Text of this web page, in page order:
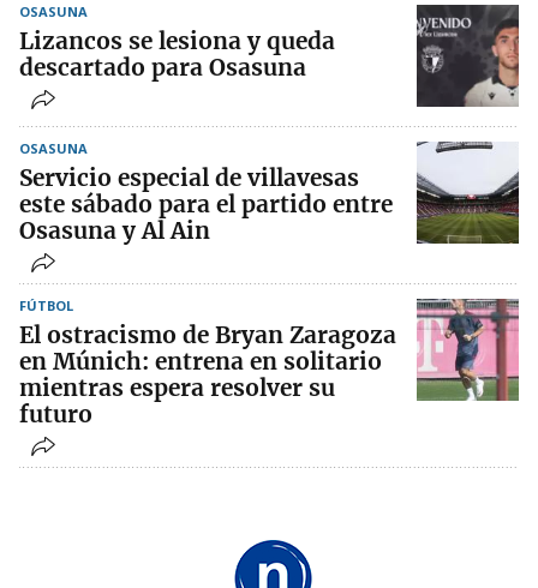
OSASUNA
Lizancos se lesiona y queda
descartado para Osasuna
OSASUNA
Servicio especial de villavesas
este sábado para el partido entre
Osasuna y Al Ain
FÚTBOL
El ostracismo de Bryan Zaragoza
en Múnich: entrena en solitario
mientras espera resolver su
futuro